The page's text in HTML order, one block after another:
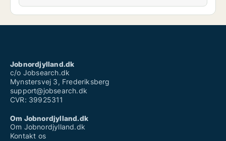
Jobnordjylland.dk
c/o Jobsearch.dk
Mynstersvej 3, Frederiksberg
support@jobsearch.dk
CVR: 39925311
Om Jobnordjylland.dk
Om Jobnordjylland.dk
Kontakt os